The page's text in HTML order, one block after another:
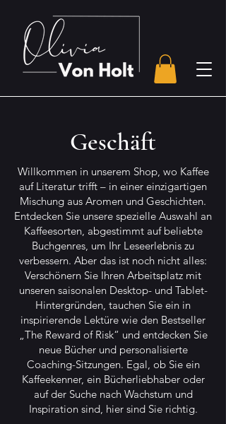
Geschäft
Willkommen in unserem Shop, wo Kaffee
auf Literatur trifft – in einer einzigartigen
Mischung aus Aromen und Geschichten.
Entdecken Sie unsere spezielle Auswahl an
Kaffeesorten, abgestimmt auf beliebte
Buchgenres, um Ihr Leseerlebnis zu
verbessern. Aber das ist noch nicht alles:
Verschönern Sie Ihren Arbeitsplatz mit
unseren saisonalen Desktop- und Tablet-
Hintergründen, tauchen Sie ein in
inspirierende Lektüre wie den Bestseller
„The Reward of Risk“ und entdecken Sie
neue Bücher und personalisierte
Coaching-Sitzungen. Egal, ob Sie ein
Kaffeekenner, ein Bücherliebhaber oder
auf der Suche nach Wachstum und
Inspiration sind, hier sind Sie richtig.